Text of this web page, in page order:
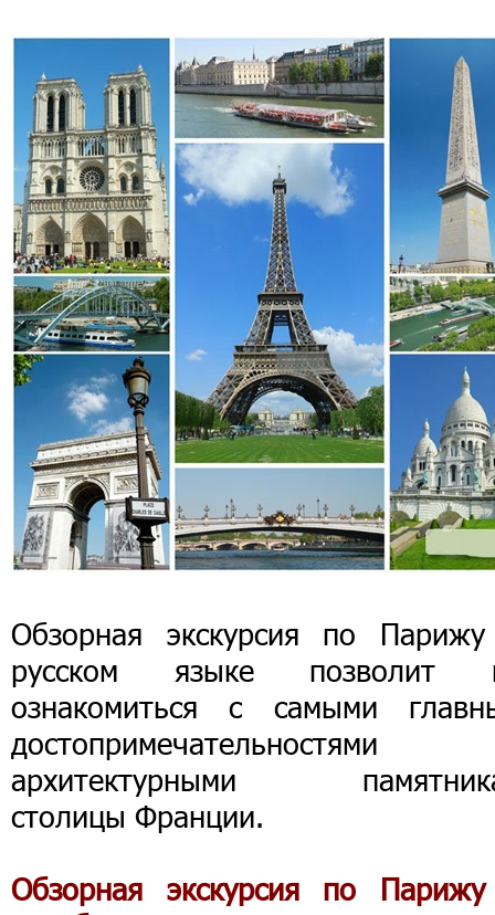
Обзорная экскурсия по
русском языке позволит
ознакомиться с самыми
архитектурными
столицы Франции.
Обзорная экскурсия по